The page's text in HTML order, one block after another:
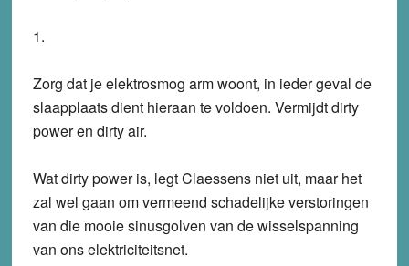
1.
Zorg dat je elektrosmog arm woont, in ieder geval de
slaapplaats dient hieraan te voldoen. Vermijdt dirty
power en dirty air.
Wat dirty power is, legt Claessens niet uit, maar het
zal wel gaan om vermeend schadelijke verstoringen
van die mooie sinusgolven van de wisselspanning
van ons elektriciteitsnet.